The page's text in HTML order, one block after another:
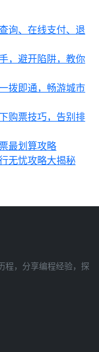
询、在线支付、退
，避开陷阱，教你
拨即通，畅游城市
购票技巧，告别排
最划算攻略
无忧攻略大揭秘
程，分享编程经验，探